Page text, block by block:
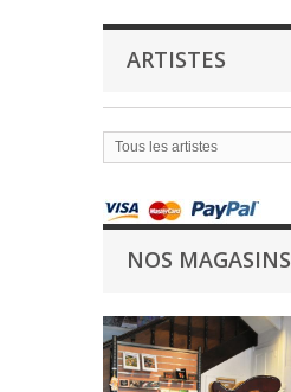
ARTISTES
Tous les artistes
NOS MAGASINS